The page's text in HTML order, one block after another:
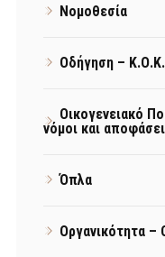
Νομοθεσία
Οδήγηση – Κ.Ο.Κ.
Οικογενειακό
νόμοι και
Όπλα
Οργανικότητα –